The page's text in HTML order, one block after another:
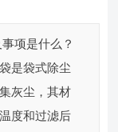
项是什么？
是袋式除尘
灰尘，其材
度和过滤后